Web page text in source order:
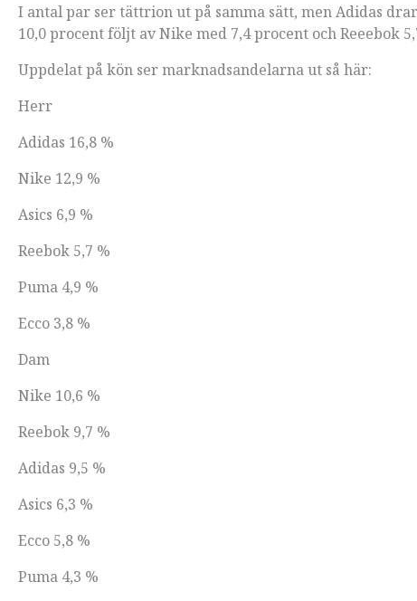
I antal par ser tättrion ut på samma sätt, men Adidas
10,0 procent följt av Nike med 7,4 procent och Reeebok
Uppdelat på kön ser marknadsandelarna ut så här:
Herr
Adidas 16,8 %
Nike 12,9 %
Asics 6,9 %
Reebok 5,7 %
Puma 4,9 %
Ecco 3,8 %
Dam
Nike 10,6 %
Reebok 9,7 %
Adidas 9,5 %
Asics 6,3 %
Ecco 5,8 %
Puma 4,3 %